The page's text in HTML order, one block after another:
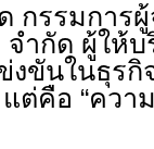
กรรมการ
ำกัด ผู้ให้
งขันในธุร
แต่คือ “คว